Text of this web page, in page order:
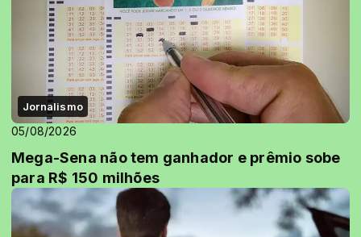
Jornalismo
05/08/2026
Mega-Sena não tem ganhador e prêmio sobe
para R$ 150 milhões